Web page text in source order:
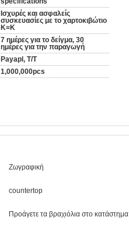
Ισχυρές και ασφαλείς
συσκευασίες με το χαρτοκιβώτιο
K=K
7 ημέρες για το δείγμα, 30
ημέρες για την παραγωγή
Payapl, T/T
1,000,000pcs
Ζωγραφική
countertop
Προάγετε τα βραχιόλια στο κατάστημα